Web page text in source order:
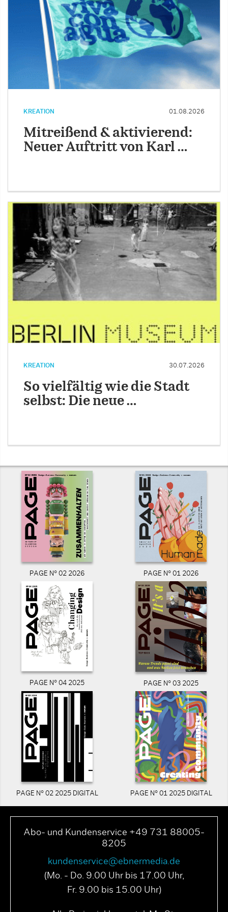
KREATION 01.08.2026
Mitreißend & aktivierend:
Neuer Auftritt von Karl …
KREATION 30.07.2026
So vielfältig wie die Stadt
selbst: Die neue …
PAGE N° 02 2026 PAGE N° 01 2026
PAGE N° 04 2025 PAGE N° 03 2025
PAGE N° 02 2025 DIGITAL PAGE N° 01 2025 DIGITAL
Abo- und Kundenservice +49 731 88005-
8205
kundenservice@ebnermedia.de
(Mo. - Do. 9.00 Uhr bis 17.00 Uhr,
Fr. 9.00 bis 15.00 Uhr)